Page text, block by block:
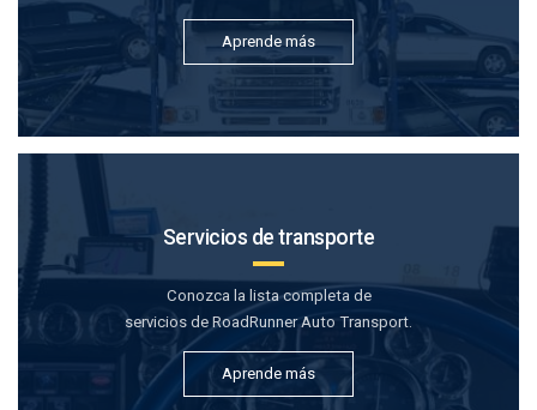
Aprende más
Servicios de transporte
Conozca la lista completa de
servicios de RoadRunner Auto Transport.
Aprende más